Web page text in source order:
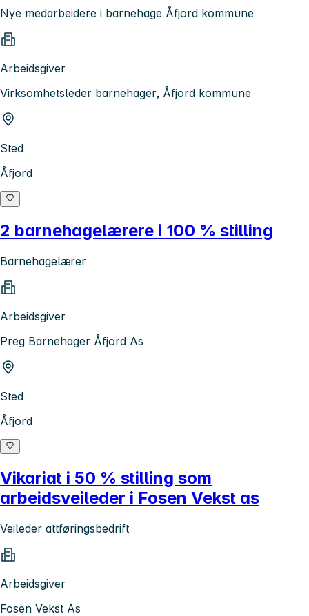
Nye medarbeidere i barnehage Åfjord kommune
Arbeidsgiver
Virksomhetsleder barnehager, Åfjord kommune
Sted
Åfjord
2 barnehagelærere i 100 % stilling
Barnehagelærer
Arbeidsgiver
Preg Barnehager Åfjord As
Sted
Åfjord
Vikariat i 50 % stilling som
arbeidsveileder i Fosen Vekst as
Veileder attføringsbedrift
Arbeidsgiver
Fosen Vekst As